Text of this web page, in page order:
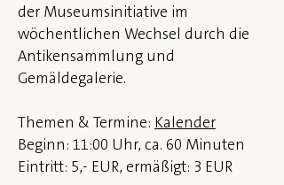
der Museumsinitiative im
wöchentlichen Wechsel durch die
Antikensammlung und
Gemäldegalerie.
Themen & Termine: Kalender
Beginn: 11:00 Uhr, ca. 60 Minuten
Eintritt: 5,- EUR, ermäßigt: 3 EUR